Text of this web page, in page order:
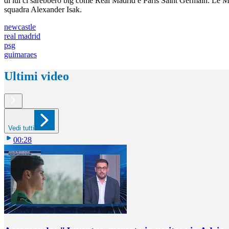
squadra Alexander Isak.
newcastle
real madrid
psg
guimaraes
Ultimi video
Vedi tutti
00:28